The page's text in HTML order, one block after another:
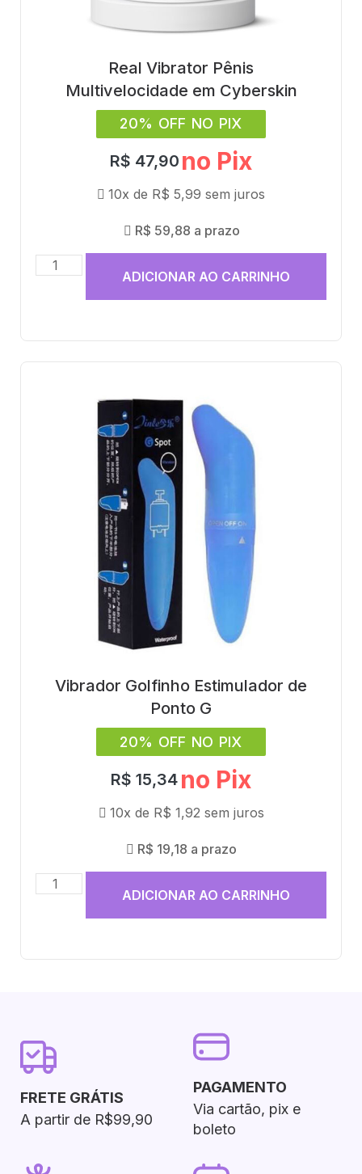
Real Vibrator Pênis
Multivelocidade em Cyberskin
20% OFF NO PIX
R$ 47,90 no Pix
10x de R$ 5,99 sem juros
R$ 59,88 a prazo
ADICIONAR AO CARRINHO
Vibrador Golfinho Estimulador de
Ponto G
20% OFF NO PIX
R$ 15,34 no Pix
10x de R$ 1,92 sem juros
R$ 19,18 a prazo
ADICIONAR AO CARRINHO
FRETE GRÁTIS
A partir de R$99,90
PAGAMENTO
Via cartão, pix e
boleto